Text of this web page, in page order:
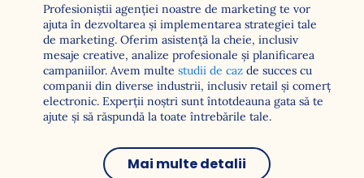
Profesioniștii agenției noastre de marketing te vor
ajuta în dezvoltarea și implementarea strategiei tale
de marketing. Oferim asistență la cheie, inclusiv
mesaje creative, analize profesionale și planificarea
campaniilor. Avem multe studii de caz de succes cu
companii din diverse industrii, inclusiv retail și comerț
electronic. Experții noștri sunt întotdeauna gata să te
ajute și să răspundă la toate întrebările tale.
Mai multe detalii